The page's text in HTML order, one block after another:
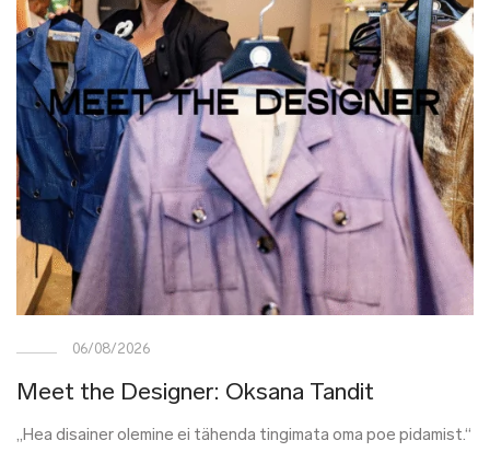
06/08/2026
Meet the Designer: Oksana Tandit
„Hea disainer olemine ei tähenda tingimata oma poe pidamist.“